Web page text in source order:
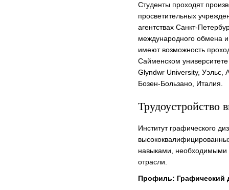
Студенты проходят
просветительных
агентствах Санкт-
международного обмена
имеют возможность
Сайменском
Glyndwr University, Уэльс,
Бозен-Бользано, Италия.
Трудоустройство
Институт графического
навыками, необходимыми
отрасли.
Профиль: Графический